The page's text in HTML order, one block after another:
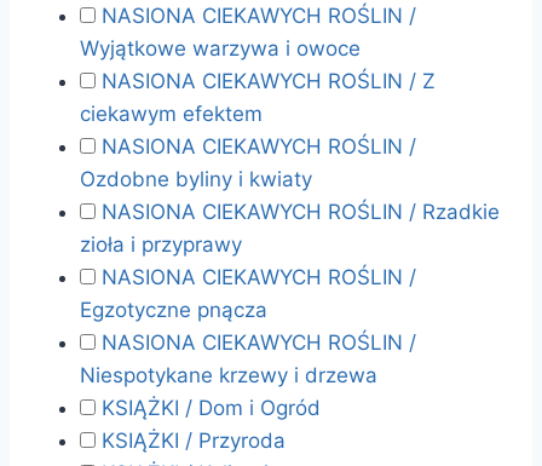
NASIONA CIEKAWYCH ROŚLIN /
Wyjątkowe warzywa i owoce
NASIONA CIEKAWYCH ROŚLIN / Z
ciekawym efektem
NASIONA CIEKAWYCH ROŚLIN /
Ozdobne byliny i kwiaty
NASIONA CIEKAWYCH ROŚLIN / Rzadkie
zioła i przyprawy
NASIONA CIEKAWYCH ROŚLIN /
Egzotyczne pnącza
NASIONA CIEKAWYCH ROŚLIN /
Niespotykane krzewy i drzewa
KSIĄŻKI / Dom i Ogród
KSIĄŻKI / Przyroda